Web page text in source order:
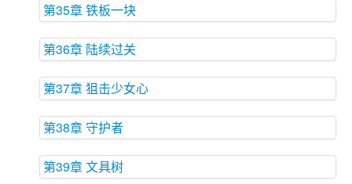
第35章 铁板一块
第36章 陆续过关
第37章 狙击少女心
第38章 守护者
第39章 文具树